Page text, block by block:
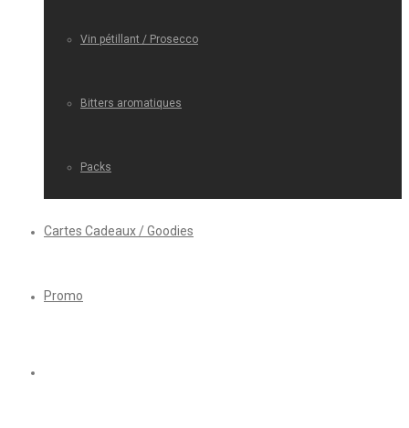
Vin pétillant / Prosecco
Bitters aromatiques
Packs
Cartes Cadeaux / Goodies
Promo